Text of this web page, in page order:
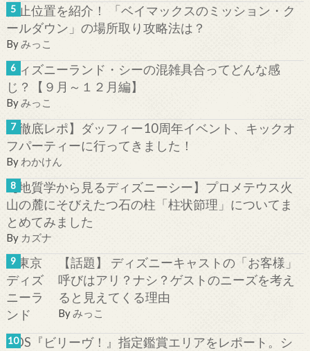
停止位置を紹介！ 「ベイマックスのミッション・ク
ールダウン」の場所取り攻略法は？
Byみっこ
ディズニーランド・シーの混雑具合ってどんな感
じ？【９月～１２月編】
Byみっこ
【徹底レポ】ダッフィー10周年イベント、キックオ
フパーティーに行ってきました！
By わかけん
【地質学から見るディズニーシー】プロメテウス火
山の麓にそびえたつ石の柱「柱状節理」についてま
とめてみました
By カズナ
【話題】 ディズニーキャストの「お客様」
呼びはアリ？ナシ？ゲストのニーズを考え
ると見えてくる理由
Byみっこ
TDS『ビリーヴ！』指定鑑賞エリアをレポート。シ